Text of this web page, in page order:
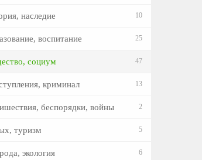
наследие 10
воспитание 25
социум 47
криминал 13
беспорядки, войны 2
туризм 5
экология 6